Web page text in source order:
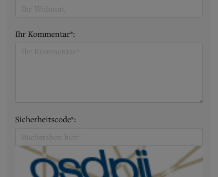
Ihr Kommentar*:
Sicherheitscode*: